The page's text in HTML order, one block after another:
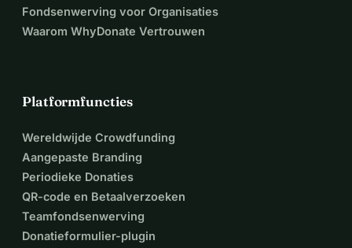
Fondsenwerving voor Organisaties
Waarom WhyDonate Vertrouwen
Platformfuncties
Wereldwijde Crowdfunding
Aangepaste Branding
Periodieke Donaties
QR-code en Betaalverzoeken
Teamfondsenwerving
Donatieformulier-plugin